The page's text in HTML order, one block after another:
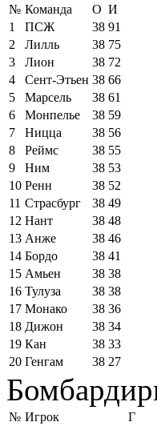
№ Команда О И
1
ПСЖ 38 91
2
Лилль 38 75
3
Лион 38 72
4
Сент-Этьен 38 66
5
Марсель 38 61
6
Монпелье 38 59
7
Ницца 38 56
8
Реймс 38 55
9
Ним 38 53
10 Ренн 38 52
11 Страсбург 38 49
12 Нант 38 48
13 Анже 38 46
14 Бордо 38 41
15 Амьен 38 38
16 Тулуза 38 38
17 Монако 38 36
18 Дижон 38 34
19 Кан 38 33
20 Генгам 38 27
№ Игрок
Г